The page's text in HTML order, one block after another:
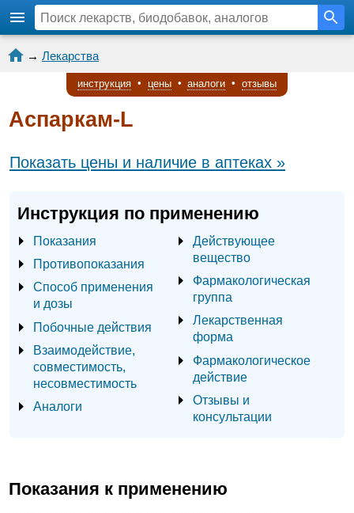
→ Лекарства
инструкция • цены • аналоги • отзывы
Аспаркам-L
Показать цены и наличие в аптеках »
Инструкция по применению
Показания
Противопоказания
Способ применения
и дозы
Побочные действия
Взаимодействие,
совместимость,
несовместимость
Аналоги
Действующее
вещество
Фармакологическая
группа
Лекарственная
форма
Фармакологическое
действие
Отзывы и
консультации
Показания к применению